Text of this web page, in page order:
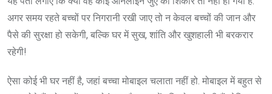
अगर समय रहते बच्चों पर निगरानी रखी जाए तो न केवल बच्चों की जान और
पैसे की सुरक्षा हो सकेगी, बल्कि घर में सुख, शांति और खुशहाली भी बरकरार
रहेगी!
ऐसा कोई भी घर नहीं है, जहां बच्चा मोबाइल चलाता नहीं हो. मोबाइल में बहुत से